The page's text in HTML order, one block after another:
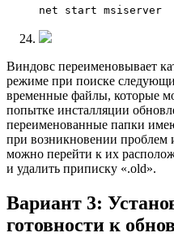
net start msiserver
Виндовс переименовывает
режиме при поиске
временные файлы, которые
попытке инсталляции
переименованные папки
при возникновении проблем
можно перейти к их
и удалить приписку «.old».
Вариант 3:
готовности к